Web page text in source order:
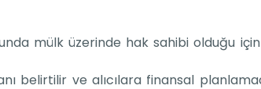
mülk üzerinde hak sahibi olduğu
belirtilir ve alıcılara finansal